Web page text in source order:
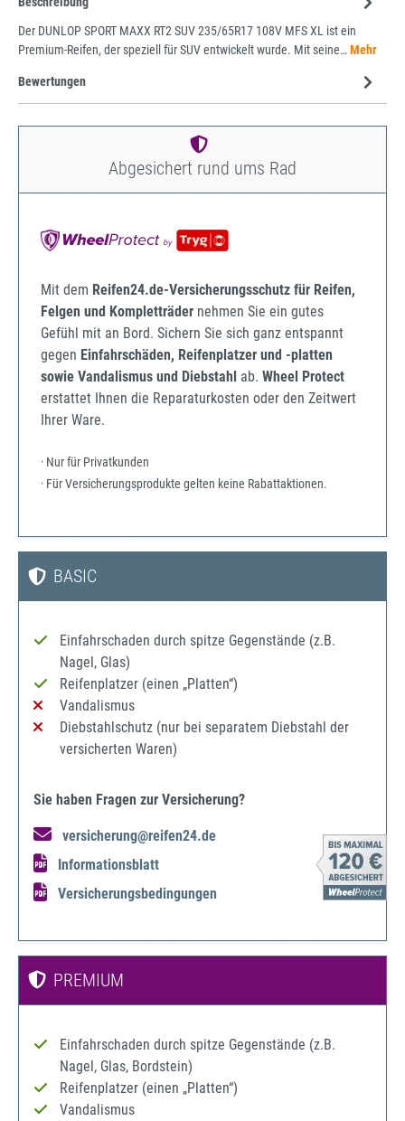
Der DUNLOP SPORT MAXX RT2 SUV 235/65R17 108V MFS XL ist ein
Premium-Reifen, der speziell für SUV entwickelt wurde. Mit seine…Mehr
Bewertungen
Abgesichert rund ums Rad
Mit dem Reifen24.de-Versicherungsschutz für Reifen,
Felgen und Kompletträder nehmen Sie ein gutes
Gefühl mit an Bord. Sichern Sie sich ganz entspannt
gegen Einfahrschäden, Reifenplatzer und -platten
sowie Vandalismus und Diebstahl ab. Wheel Protect
erstattet Ihnen die Reparaturkosten oder den Zeitwert
Ihrer Ware.
· Nur für Privatkunden
· Für Versicherungsprodukte gelten keine Rabattaktionen.
BASIC
Einfahrschaden durch spitze Gegenstände (z.B.
Nagel, Glas)
Reifenplatzer (einen „Platten“)
Vandalismus
Diebstahlschutz (nur bei separatem Diebstahl der
versicherten Waren)
Sie haben Fragen zur Versicherung?
versicherung@reifen24.de
Informationsblatt
Versicherungsbedingungen
PREMIUM
Einfahrschaden durch spitze Gegenstände (z.B.
Nagel, Glas, Bordstein)
Reifenplatzer (einen „Platten“)
Vandalismus